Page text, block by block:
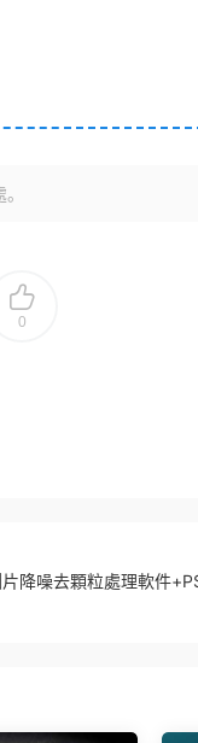
0
片降噪去顆粒處理軟件